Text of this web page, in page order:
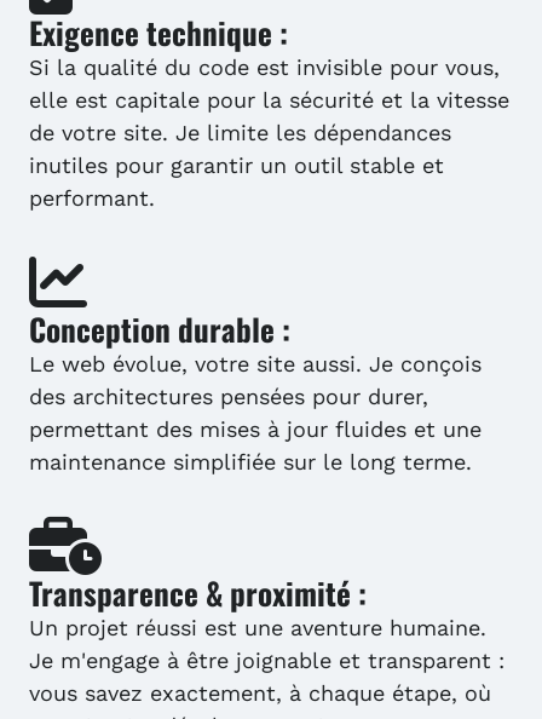
Exigence technique :
Si la qualité du code est invisible pour vous,
elle est capitale pour la sécurité et la vitesse
de votre site. Je limite les dépendances
inutiles pour garantir un outil stable et
performant.
Conception durable :
Le web évolue, votre site aussi. Je conçois
des architectures pensées pour durer,
permettant des mises à jour fluides et une
maintenance simplifiée sur le long terme.
Transparence & proximité :
Un projet réussi est une aventure humaine.
Je m'engage à être joignable et transparent :
vous savez exactement, à chaque étape, où